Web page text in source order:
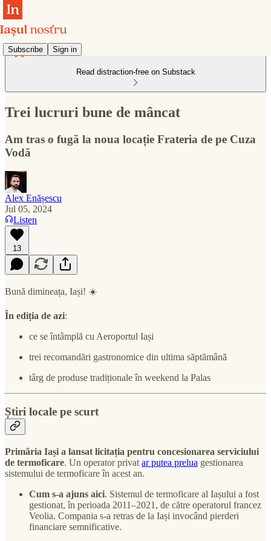
Subscribe Sign in
Read distraction-free on Substack
Trei lucruri bune de mâncat
Am tras o fugă la noua locație Frateria de pe Cuza
Vodă
Alex Enășescu
Jul 05, 2024
Listen
13
Bună dimineața, Iași! ☀️
În ediția de azi:
ce se întâmplă cu Aeroportul Iași
trei recomandări gastronomice din ultima săptămână
târg de produse tradiționale în weekend la Palas
Știri locale pe scurt
Primăria Iași a lansat licitația pentru concesionarea serviciului
de termoficare. Un operator privat ar putea prelua gestionarea
sistemului de termoficare în acest an.
Cum s-a ajuns aici. Sistemul de termoficare al Iașului a fost
gestionat, în perioada 2011–2021, de către operatorul francez
Veolia. Compania s-a retras de la Iași invocând pierderi
financiare semnificative.